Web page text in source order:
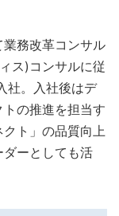
務改革コンサル
ス)コンサルに従
社。入社後はデ
の推進を担当す
ト」の品質向上
ーとしても活